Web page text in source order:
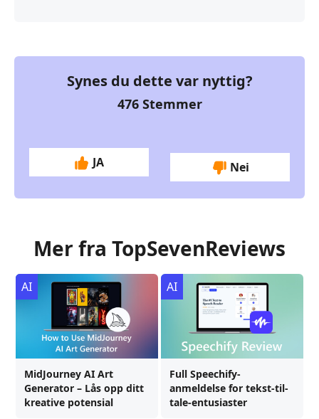
Synes du dette var nyttig?
476Stemmer
JA Nei
Mer fra TopSevenReviews
MidJourney AI Art
Generator – Lås opp ditt
kreative potensial
AI
Full Speechify-
anmeldelse for tekst-til-
tale-entusiaster
AI